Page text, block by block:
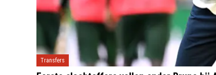
Transfers